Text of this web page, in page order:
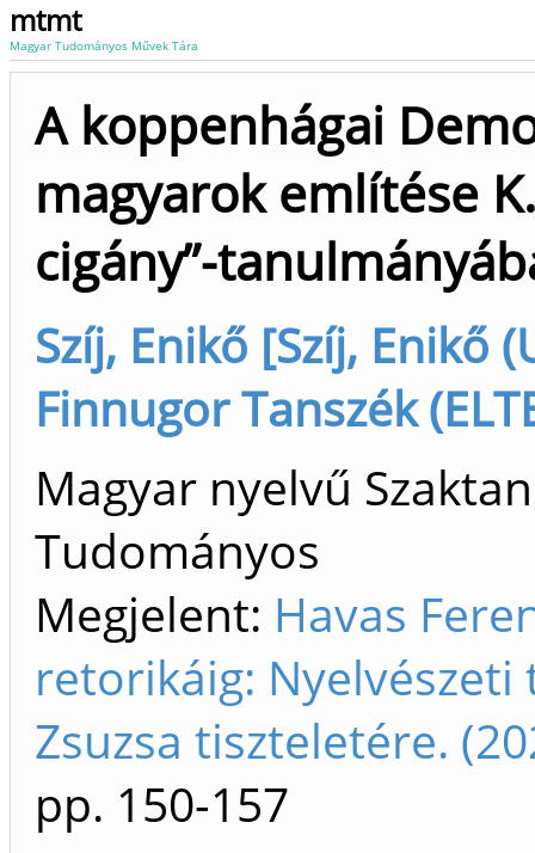
mtmt
Magyar Tudományos Művek Tára
A koppenhágai
magyarok említése
cigány”-
Szíj, Enikő [Szíj, Enikő
Finnugor Tanszék
Magyar nyelvű
Tudományos
Megjelent: Havas
retorikáig:
Zsuzsa tiszteletére.
pp. 150-157